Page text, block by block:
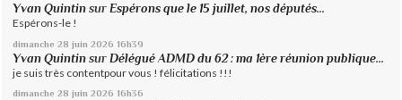
Yvan Quintin surEspérons que le 15 juillet, nos députés...
Espérons-le !
dimanche 28 juin 2026 16h39
Yvan Quintin surDélégué ADMD du 62 : ma 1ère réunion publique...
je suis très contentpour vous ! félicitations !!!
dimanche 28 juin 2026 16h36